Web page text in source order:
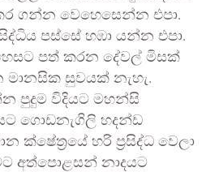
ගන්න වෙහෙසෙන්න එපා.
පස්සේ හඹා යන්න එපා.
පත් කරන දේවල් මිසක්
සුවයක් නැහැ.
පුදුම විදියට මහන්සි
ගොඩනැගිලි හදන්ඩ
ක්ෂේත්‍රයේ හරි ප්‍රසිද්ධ වෙලා
අත්පොළසන් නාදයට